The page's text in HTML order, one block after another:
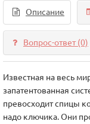
Описание
Вопрос-ответ(0)
Известная на весь
запатентованная
превосходит спицы
надо ключика. Они